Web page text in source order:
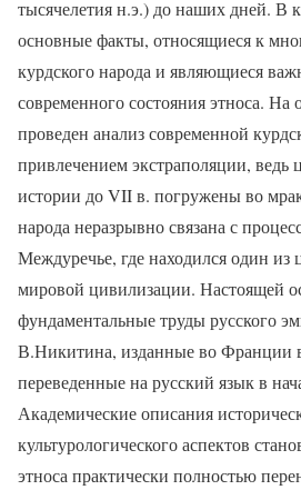
тысячелетия н.э.) до наших дней. В
основные факты, относящиеся к
курдского народа и являющиеся
современного состояния этноса. На
проведен анализ современной
привлечением экстраполяции, ведь
истории до VII в. погружены во
народа неразрывно связана с
Междуречье, где находился один из
мировой цивилизации. Настоящей
фундаментальные труды русского
В.Никитина, изданные во Франции
переведенные на русский язык в
Академические описания
культурологического аспектов
этноса практически полностью